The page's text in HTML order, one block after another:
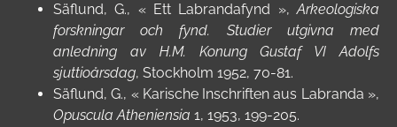
Säflund, G., « Ett Labrandafynd »,Arkeologiska
forskningar och fynd. Studier utgivna med
anledning av H.M. Konung Gustaf VI Adolfs
sjuttioårsdag, Stockholm 1952, 70-81.
Säflund, G., « Karische Inschriften aus Labranda »,
Opuscula Atheniensia 1, 1953, 199-205.